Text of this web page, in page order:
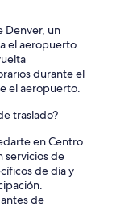
Denver, un
el aeropuerto
durante el
el aeropuerto.
traslado?
en Centro
servicios de
de día y
de